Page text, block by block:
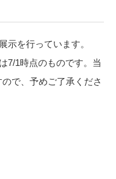
示を行っています。
7/1時点のものです。当
で、予めご了承くださ